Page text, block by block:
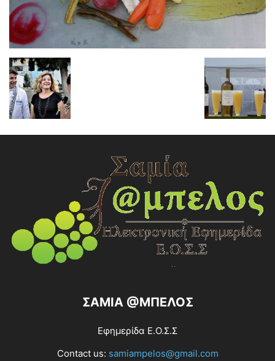
ΣΑΜΙΑ @ΜΠΕΛΟΣ
Εφημερίδα Ε.Ο.Σ.Σ
Contact us: samiampelos@gmail.com